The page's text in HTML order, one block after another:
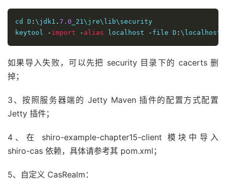
cd D : \jdk1 . 7.0 _21\jre\lib\security
keytool
- import - alias localhost - file D : \localhost
如果导入失败，可以先把 security 目录下的 cacerts 删
掉；
3、按照服务器端的 Jetty Maven 插件的配置方式配置
Jetty 插件；
4、在 shiro-example-chapter15-client 模块中导入
shiro-cas 依赖，具体请参考其 pom.xml；
5、自定义 CasRealm：